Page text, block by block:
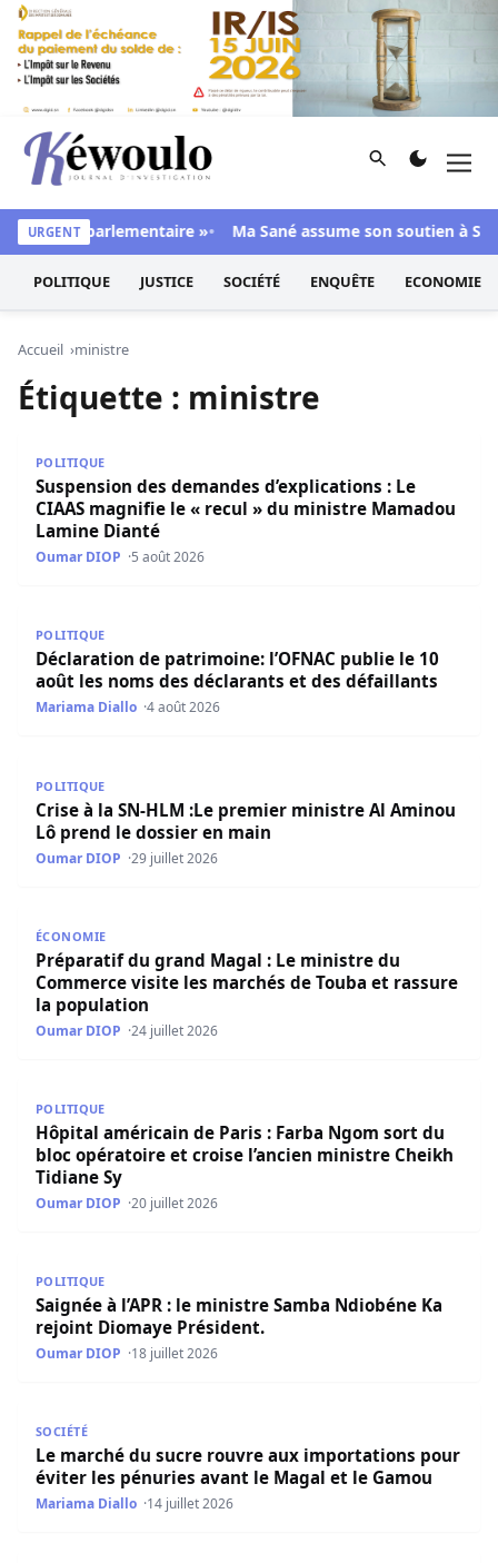
Aller au contenu
Kéwoulo, le premier site d'information et d'investigation
Rechercher
URGENTparlementaire » Ma Sané assume son soutien à
POLITIQUE JUSTICE SOCIÉTÉ ENQUÊTE ECONOMIE
Accueil ministre
Étiquette : ministre
POLITIQUE
Suspension des demandes d’explications : Le
CIAAS magnifie le « recul » du ministre Mamadou
Lamine Dianté
Oumar DIOP 5 août 2026
POLITIQUE
Déclaration de patrimoine: l’OFNAC publie le 10
août les noms des déclarants et des défaillants
Mariama Diallo 4 août 2026
POLITIQUE
Crise à la SN-HLM :Le premier ministre Al Aminou
Lô prend le dossier en main
Oumar DIOP 29 juillet 2026
ÉCONOMIE
Préparatif du grand Magal : Le ministre du
Commerce visite les marchés de Touba et rassure
la population
Oumar DIOP 24 juillet 2026
POLITIQUE
Hôpital américain de Paris : Farba Ngom sort du
bloc opératoire et croise l’ancien ministre Cheikh
Tidiane Sy
Oumar DIOP 20 juillet 2026
POLITIQUE
Saignée à l’APR : le ministre Samba Ndiobéne Ka
rejoint Diomaye Président.
Oumar DIOP 18 juillet 2026
SOCIÉTÉ
Le marché du sucre rouvre aux importations pour
éviter les pénuries avant le Magal et le Gamou
Mariama Diallo 14 juillet 2026